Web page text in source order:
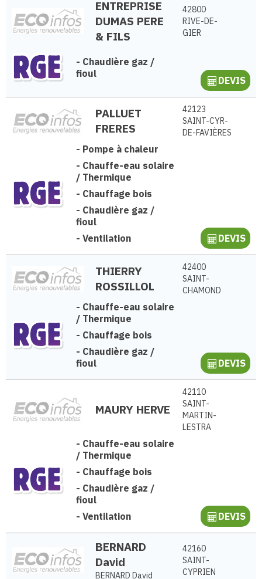
ENTREPRISE
DUMAS PERE
& FILS
42800
RIVE-DE-
GIER
- Chaudière gaz /
fioul
DEVIS
PALLUET
FRERES
42123
SAINT-CYR-
DE-FAVIÈRES
- Pompe à chaleur
- Chauffe-eau solaire
/ Thermique
- Chauffage bois
- Chaudière gaz /
fioul
- Ventilation DEVIS
THIERRY
ROSSILLOL
42400
SAINT-
CHAMOND
- Chauffe-eau solaire
/ Thermique
- Chauffage bois
- Chaudière gaz /
fioul
DEVIS
MAURY HERVE
42110
SAINT-
MARTIN-
LESTRA
- Chauffe-eau solaire
/ Thermique
- Chauffage bois
- Chaudière gaz /
fioul
- Ventilation DEVIS
BERNARD
David
BERNARD David
42160
SAINT-
CYPRIEN